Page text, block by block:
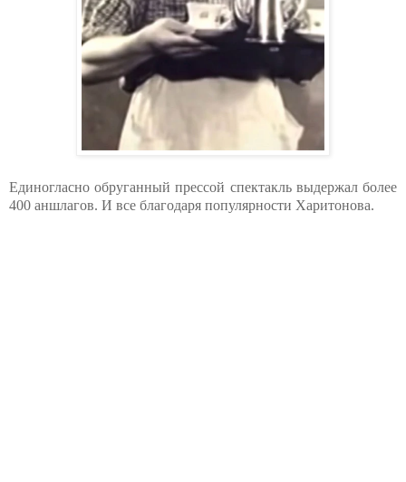
Единогласно обруганный прессой спектакль выдержал более
400 аншлагов. И все благодаря популярности Харитонова.